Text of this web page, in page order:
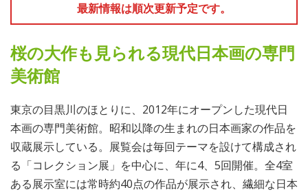
最新情報は順次更新予定です。
桜の大作も見られる現代日本画の専門
美術館
東京の目黒川のほとりに、2012年にオープンした現代日
本画の専門美術館。昭和以降の生まれの日本画家の作品を
収蔵展示している。展覧会は毎回テーマを設けて構成され
る「コレクション展」を中心に、年に4、5回開催。全4室
ある展示室には常時約40点の作品が展示され、繊細な日本